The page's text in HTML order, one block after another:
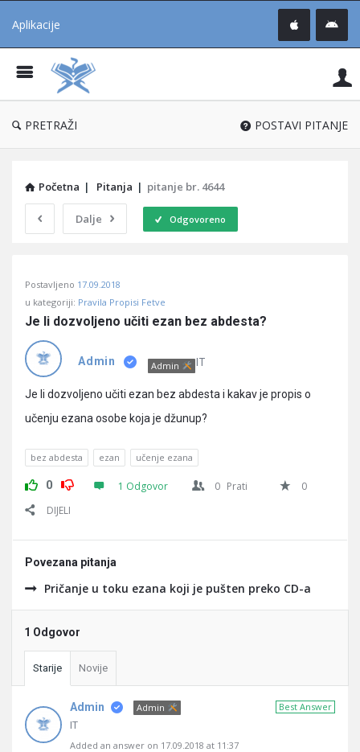
Aplikacije
®
PRETRAŽI POSTAVI PITANJE
Početna | Pitanja | pitanje br. 4644
Dalje Odgovoreno
Učene
Latest
Pitanja
Postavljeno 17.09.2018
u kategoriji: Pravila Propisi Fetve
Je li dozvoljeno učiti ezan bez abdesta?
Admin Admin IT
Je li dozvoljeno učiti ezan bez abdesta i kakav je propis o
učenju ezana osobe koja je džunup?
bez abdesta ezan učenje ezana
0 1 Odgovor 0 Prati
0
DIJELI
Povezana pitanja
Pričanje u toku ezana koji je pušten preko CD-a
1 Odgovor
Starije Novije
Best Answer
Admin Admin
IT
Added an answer on 17.09.2018 at 11:37